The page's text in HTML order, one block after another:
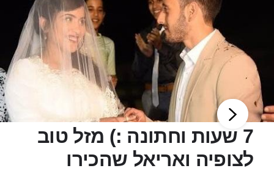
7 שעות וחתונה :) מזל טוב
לצופיה ואריאל שהכירו